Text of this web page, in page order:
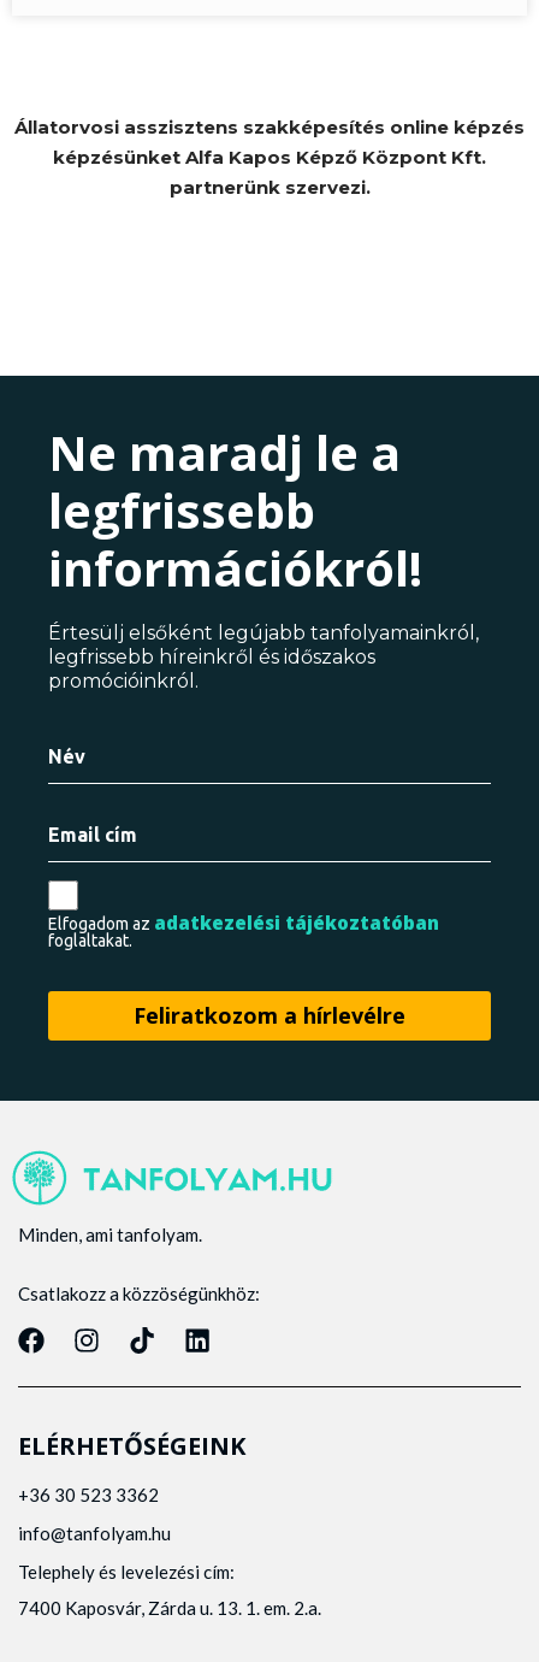
Állatorvosi asszisztens szakképesítés online képzés
képzésünket Alfa Kapos Képző Központ Kft.
partnerünk szervezi.
Ne maradj le a
legfrissebb
információkról!
Értesülj elsőként legújabb tanfolyamainkról,
legfrissebb híreinkről és időszakos
promócióinkról.
Elfogadom az adatkezelési tájékoztatóban
foglaltakat.
Minden, ami tanfolyam.
Csatlakozz a közzöségünkhöz:
ELÉRHETŐSÉGEINK
+36 30 523 3362
info@tanfolyam.hu
Telephely és levelezési cím:
7400 Kaposvár, Zárda u. 13. 1. em. 2.a.